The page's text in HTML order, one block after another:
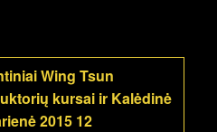
Wing Tsun
kursai ir Kalėdinė
2015 12